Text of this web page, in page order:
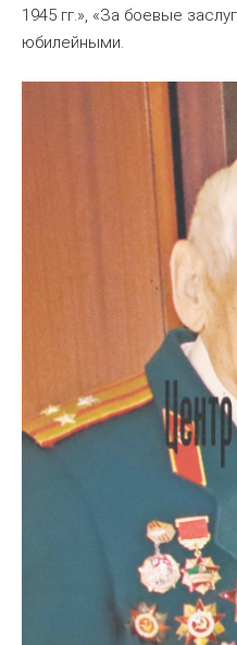
1945 гг.», «За боевые
юбилейными.